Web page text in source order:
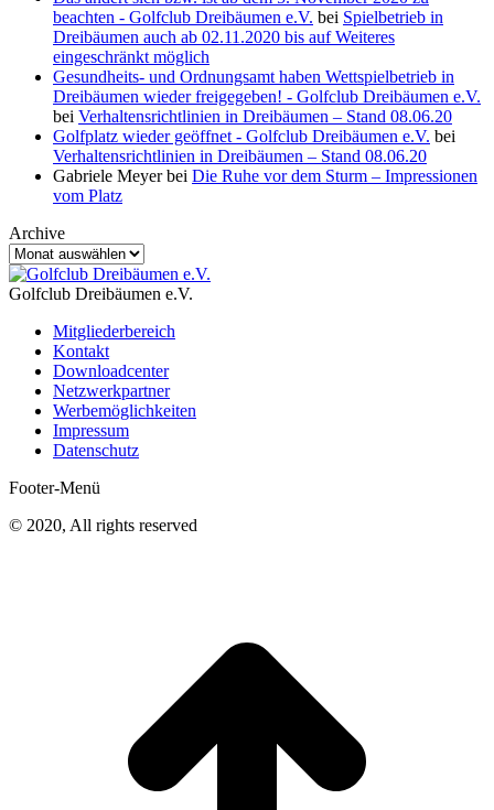
beachten - Golfclub Dreibäumen e.V. bei Spielbetrieb in
Dreibäumen auch ab 02.11.2020 bis auf Weiteres
eingeschränkt möglich
Gesundheits- und Ordnungsamt haben Wettspielbetrieb in
Dreibäumen wieder freigegeben! - Golfclub Dreibäumen e.V.
bei Verhaltensrichtlinien in Dreibäumen – Stand 08.06.20
Golfplatz wieder geöffnet - Golfclub Dreibäumen e.V. bei
Verhaltensrichtlinien in Dreibäumen – Stand 08.06.20
Gabriele Meyerbei Die Ruhe vor dem Sturm – Impressionen
vom Platz
Archive
Archive
Golfclub Dreibäumen e.V.
Mitgliederbereich
Kontakt
Downloadcenter
Netzwerkpartner
Werbemöglichkeiten
Impressum
Datenschutz
Footer-Menü
© 2020, All rights reserved